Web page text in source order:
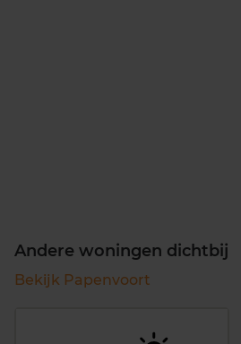
Andere woningen dichtbij
Bekijk Papenvoort